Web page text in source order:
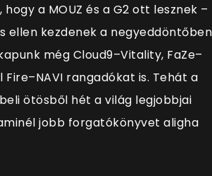
a MOUZ és a G2 ott lesznek –
ellen kezdenek a
még Cloud9–Vitality, FaZe–
Fire–NAVI rangadókat is. Tehát a
ötösből hét a világ legjobbjai
jobb forgatókönyvet aligha